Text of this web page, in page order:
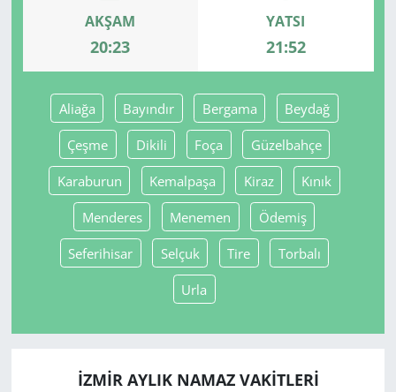
AKŞAM
20:23
YATSI
21:52
Aliağa Bayındır Bergama Beydağ
Çeşme Dikili Foça Güzelbahçe
Karaburun Kemalpaşa Kiraz Kınık
Menderes Menemen Ödemiş
Seferihisar Selçuk Tire Torbalı
Urla
İZMIR AYLIK NAMAZ VAKITLERI